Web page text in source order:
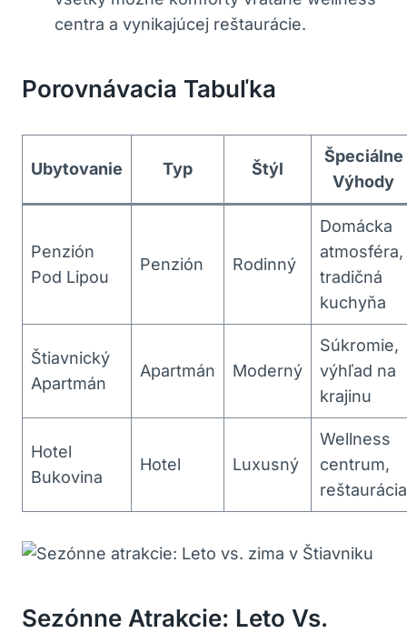
centra a vynikajúcej reštaurácie.
Porovnávacia Tabuľka
Ubytovanie Typ Štýl
Špeciálne
Výhody
Penzión
⁤Pod Lipou
Penzión Rodinný
Domácka
atmosféra,
tradičná
kuchyňa
Štiavnický
‌Apartmán
Apartmán Moderný
Súkromie,
výhľad na
krajinu
Hotel
Bukovina
Hotel Luxusný
Wellness
centrum,
reštaurácia
Sezónne Atrakcie: Leto‌ Vs.